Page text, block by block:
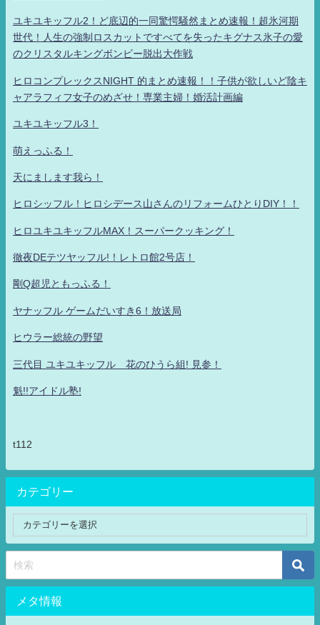
ユキユキッフル2！ど底辺的一同驚愕騒然まとめ速報！超氷河期
世代！人生の強制ロスカットですべてを失ったキグナス氷子の愛
のクリスタルキングボンビー脱出大作戦
ヒロコンプレックスNIGHT 的まとめ速報！！子供が欲しいど陰キ
ャアラフィフ女子のめざせ！専業主婦！婚活計画編
ユキユキッフル3！
萌えっふる！
天にまします我ら！
ヒロシッフル！ヒロシデース山さんのリフォームひとりDIY！！
ヒロユキユキッフルMAX！スーパークッキング！
徹夜DEテツヤッフル!！レトロ館2号店！
剛Q超児ともっふる！
ヤナッフル ゲームだいすき6！放送局
ヒウラー総統の野望
三代目 ユキユキッフル 花のひうら組! 見参！
魁!!アイドル塾!
t112
カテゴリー
メタ情報